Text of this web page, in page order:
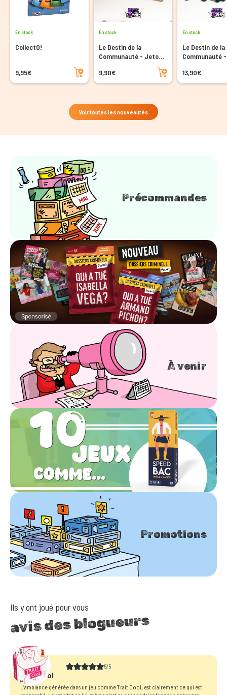
En stock
CollectO!
9,95€
Ajouter au panier
En stock
Le Destin de la
Communauté - Jetons
9,90€
Ajouter au panier
En stock
Le Destin de la
Communauté -
13,90€
Voir toutes les nouveautés
Précommandes
À venir
Promotions
Ils y ont joué pour vous
avis des blogueurs
5/5
Trait Cool
L’ambiance générée dans un jeu comme Trait Cool, est clairement ce qui est